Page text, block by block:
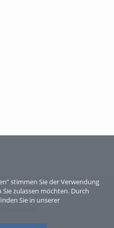
stimmen Sie der Verwendung
zulassen möchten. Durch
Sie in unserer